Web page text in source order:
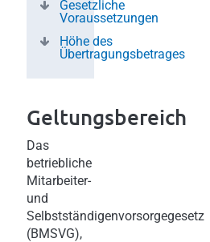
Gesetzliche
Voraussetzungen
Höhe des
Übertragungsbetrages
Geltungsbereich
Das
betriebliche
Mitarbeiter-
und
Selbstständigenvorsorgegesetz
(BMSVG),